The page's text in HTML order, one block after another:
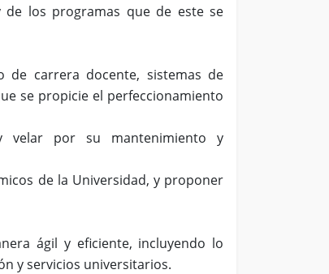
de los programas que de este se
de carrera docente, sistemas de
se propicie el perfeccionamiento
velar por su mantenimiento y
de la Universidad, y proponer
ágil y eficiente, incluyendo lo
y servicios universitarios.